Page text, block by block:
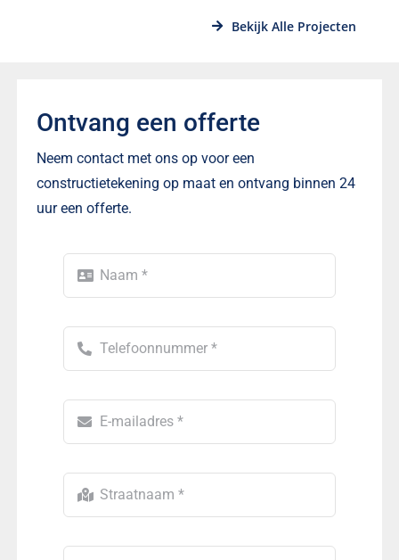
Bekijk Alle Projecten
Ontvang een offerte
Neem contact met ons op voor een
constructietekening op maat en ontvang binnen 24
uur een offerte.